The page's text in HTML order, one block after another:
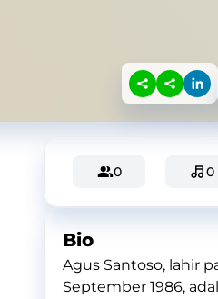
0 0
Bio
Agus Santoso, lahir
September 1986,